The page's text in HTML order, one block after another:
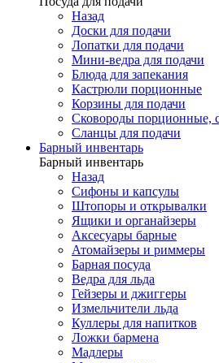
Назад
Доски для подачи
Лопатки для подачи
Мини-ведра для подачи
Блюда для запекания
Кастрюли порционные
Корзины для подачи
Сковороды порционные,
Сланцы для подачи
Барный инвентарь
Барный инвентарь
Назад
Сифоны и капсулы
Штопоры и открывалки
Ящики и органайзеры
Аксесуары барные
Атомайзеры и риммеры
Барная посуда
Ведра для льда
Гейзеры и джиггеры
Измельчители льда
Куллеры для напитков
Ложки бармена
Мадлеры